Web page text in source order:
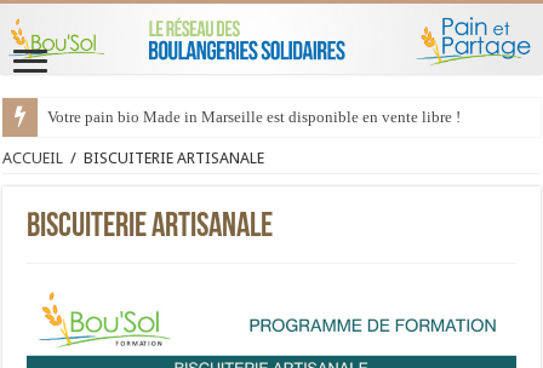
Votre pain bio Made in Marseille est disponible en vente libre !
ACCUEIL / BISCUITERIE ARTISANALE
BISCUITERIE ARTISANALE